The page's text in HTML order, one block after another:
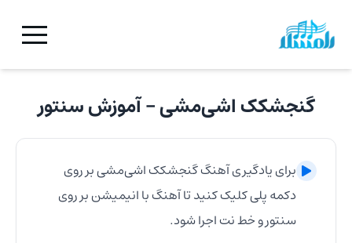
گنجشکک اشی‌مشی- آموزشسنتور
برای یادگیری آهنگگنجشکک اشی‌مشیبر روی
دکمه پلی کلیک کنید تا آهنگ با انیمیشن بر روی
سنتورو خط نت اجرا شود.